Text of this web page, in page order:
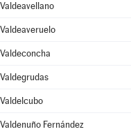
Valdeavellano
Valdeaveruelo
Valdeconcha
Valdegrudas
Valdelcubo
Valdenuño Fernández